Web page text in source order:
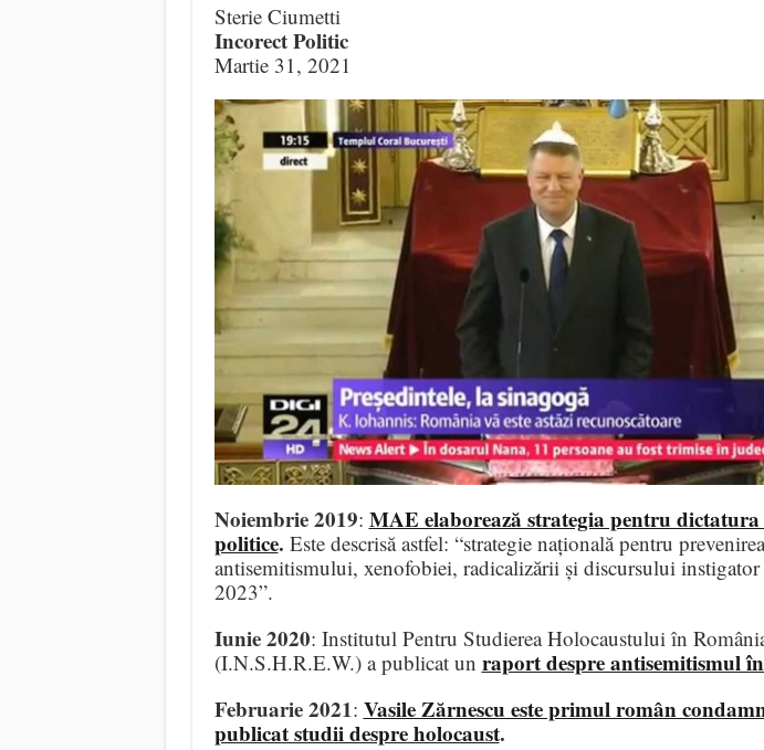
Sterie Ciumetti
Incorect Politic
Martie 31, 2021
Noiembrie 2019: MAE elaborează strategia pentru
politice. Este descrisă astfel: “strategie națională pentru
antisemitismului, xenofobiei, radicalizării și discursului
2023”.
Iunie 2020: Institutul Pentru Studierea Holocaustului în
(I.N.S.H.R.E.W.) a publicat un raport despre antisemitismul
Februarie 2021: Vasile Zărnescu este primul român
publicat studii despre holocaust.